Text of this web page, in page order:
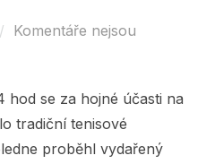
Komentáře nejsou
hod se za hojné účasti na
tradiční tenisové
proběhl vydařený